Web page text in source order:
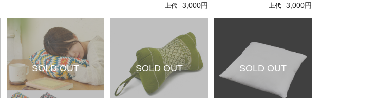
上代
3,000円
上代
3,000円